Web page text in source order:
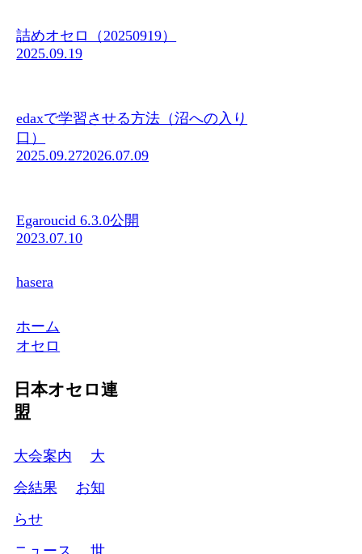
詰めオセロ（20250919）
2025.09.19
edaxで学習させる方法（沼への入り
口）
2025.09.272026.07.09
Egaroucid 6.3.0公開
2023.07.10
hasera
ホーム
オセロ
日本オセロ連
盟
大会案内
大
会結果
お知
らせ
ニュース
世